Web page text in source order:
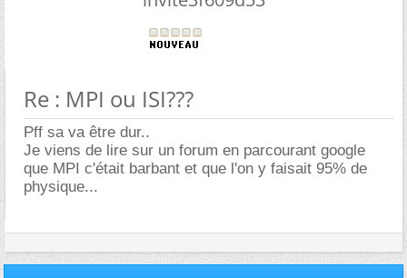
Re : MPI ou ISI???
Pff sa va être dur..
Je viens de lire sur un forum en parcourant google
que MPI c'était barbant et que l'on y faisait 95% de
physique...